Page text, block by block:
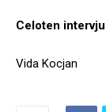
Celoten
Vida Kocjan